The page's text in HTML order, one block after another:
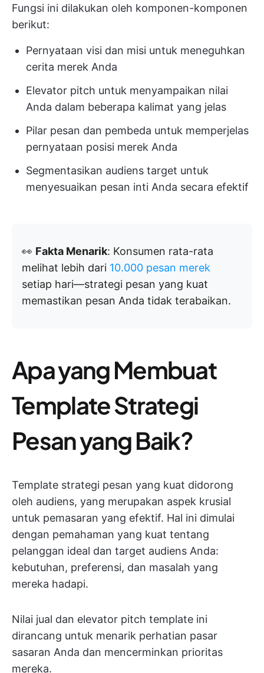
Fungsi ini dilakukan oleh komponen-komponen
berikut:
Pernyataan visi dan misi untuk meneguhkan
cerita merek Anda
Elevator pitch untuk menyampaikan nilai
Anda dalam beberapa kalimat yang jelas
Pilar pesan dan pembeda untuk memperjelas
pernyataan posisi merek Anda
Segmentasikan audiens target untuk
menyesuaikan pesan inti Anda secara efektif
👀 Fakta Menarik: Konsumen rata-rata
melihat lebih dari 10.000 pesan merek
setiap hari—strategi pesan yang kuat
memastikan pesan Anda tidak terabaikan.
Apa yang Membuat
Template Strategi
Pesan yang Baik?
Template strategi pesan yang kuat didorong
oleh audiens, yang merupakan aspek krusial
untuk pemasaran yang efektif. Hal ini dimulai
dengan pemahaman yang kuat tentang
pelanggan ideal dan target audiens Anda:
kebutuhan, preferensi, dan masalah yang
mereka hadapi.
Nilai jual dan elevator pitch template ini
dirancang untuk menarik perhatian pasar
sasaran Anda dan mencerminkan prioritas
mereka.